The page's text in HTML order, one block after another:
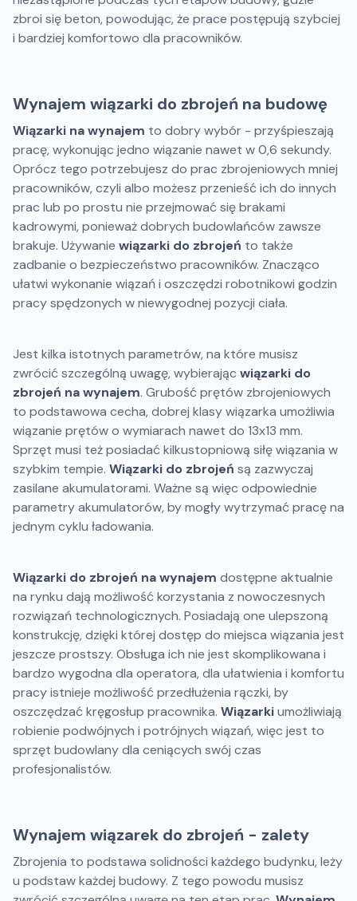
zbroi się beton, powodując, że prace postępują szybciej
i bardziej komfortowo dla pracowników.
Wynajem wiązarki do zbrojeń na budowę
Wiązarki na wynajem to dobry wybór - przyśpieszają
pracę, wykonując jedno wiązanie nawet w 0,6 sekundy.
Oprócz tego potrzebujesz do prac zbrojeniowych mniej
pracowników, czyli albo możesz przenieść ich do innych
prac lub po prostu nie przejmować się brakami
kadrowymi, ponieważ dobrych budowlańców zawsze
brakuje. Używanie wiązarki do zbrojeń to także
zadbanie o bezpieczeństwo pracowników. Znacząco
ułatwi wykonanie wiązań i oszczędzi robotnikowi godzin
pracy spędzonych w niewygodnej pozycji ciała.
Jest kilka istotnych parametrów, na które musisz
zwrócić szczególną uwagę, wybierając wiązarki do
zbrojeń na wynajem. Grubość prętów zbrojeniowych
to podstawowa cecha, dobrej klasy wiązarka umożliwia
wiązanie prętów o wymiarach nawet do 13x13 mm.
Sprzęt musi też posiadać kilkustopniową siłę wiązania w
szybkim tempie. Wiązarki do zbrojeń są zazwyczaj
zasilane akumulatorami. Ważne są więc odpowiednie
parametry akumulatorów, by mogły wytrzymać pracę na
jednym cyklu ładowania.
Wiązarki do zbrojeń na wynajem dostępne aktualnie
na rynku dają możliwość korzystania z nowoczesnych
rozwiązań technologicznych. Posiadają one ulepszoną
konstrukcję, dzięki której dostęp do miejsca wiązania jest
jeszcze prostszy. Obsługa ich nie jest skomplikowana i
bardzo wygodna dla operatora, dla ułatwienia i komfortu
pracy istnieje możliwość przedłużenia rączki, by
oszczędzać kręgosłup pracownika. Wiązarkiumożliwiają
robienie podwójnych i potrójnych wiązań, więc jest to
sprzęt budowlany dla ceniących swój czas
profesjonalistów.
Wynajem wiązarek do zbrojeń - zalety
Zbrojenia to podstawa solidności każdego budynku, leży
u podstaw każdej budowy. Z tego powodu musisz